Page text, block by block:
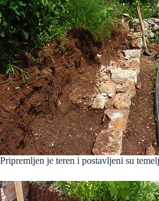
Pripremljen je teren i postavljeni su